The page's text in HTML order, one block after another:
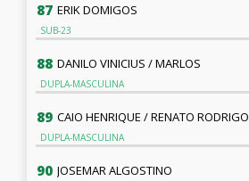
87 ERIK DOMIGOS
SUB-23
88 DANILO VINICIUS / MARLOS
DUPLA-MASCULINA
89 CAIO HENRIQUE / RENATO RODRIGO
DUPLA-MASCULINA
90 JOSEMAR ALGOSTINO